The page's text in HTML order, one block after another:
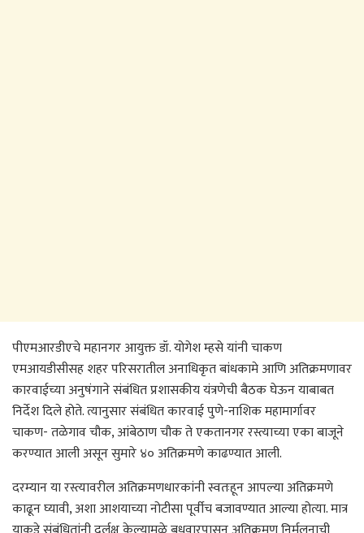
पीएमआरडीएचे महानगर आयुक्त डॉ. योगेश म्हसे यांनी चाकण
एमआयडीसीसह शहर परिसरातील अनाधिकृत बांधकामे आणि अतिक्रमणावर
कारवाईच्या अनुषंगाने संबंधित प्रशासकीय यंत्रणेची बैठक घेऊन याबाबत
निर्देश दिले होते. त्यानुसार संबंधित कारवाई पुणे-नाशिक महामार्गावर
चाकण- तळेगाव चौक, आंबेठाण चौक ते एकतानगर रस्त्याच्या एका बाजूने
करण्यात आली असून सुमारे ४० अतिक्रमणे काढण्यात आली.
दरम्यान या रस्त्यावरील अतिक्रमणधारकांनी स्वतःहून आपल्या अतिक्रमणे
काढून घ्यावी, अशा आशयाच्या नोटीसा पूर्वीच बजावण्यात आल्या होत्या. मात्र